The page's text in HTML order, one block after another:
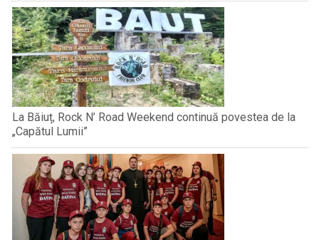
La Băiuț, Rock N’ Road Weekend continuă povestea de la
„Capătul Lumii”